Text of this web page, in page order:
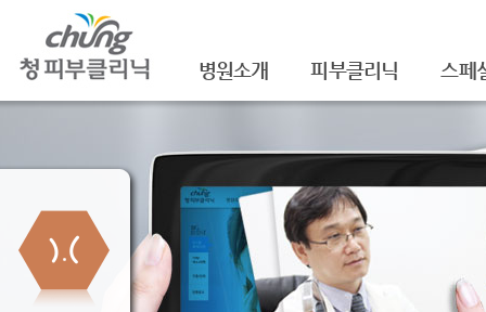
병원소개 피부클리닉 스페
진료안내
레이저장비소개
병원 둘러보기
찾아오시는 길
공지사항
여드름자국/흉터
기미/색소
주근깨/잡티
점/검버섯
문신제거
안면홍조
셀라
물광
아쿠